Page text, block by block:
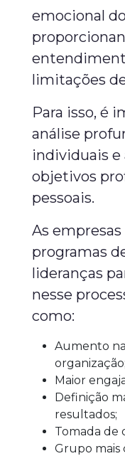
emocional
limitações
Para isso, é
análise
individuais e
objetivos
pessoais.
As
programas
lideranças
nesse
como:
Aumento
organização;
Maior
Definição
resultados;
Tomada de
Grupo mais